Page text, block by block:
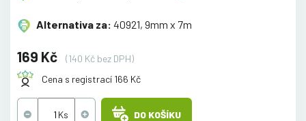
Alternativa za: 40921, 9mm x 7m
169 Kč
(140 Kč bez DPH)
Cena s registrací 166 Kč
DO KOŠÍKU